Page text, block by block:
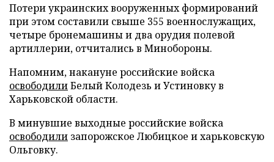
Потери украинских вооруженных формирований
при этом составили свыше 355 военнослужащих,
четыре бронемашины и два орудия полевой
артиллерии, отчитались в Минобороны.
Напомним, накануне российские войска
освободилиБелый Колодезь и Устиновку в
Харьковской области.
В минувшие выходные российские войска
освободили запорожское Любицкое и харьковскую
Ольговку.